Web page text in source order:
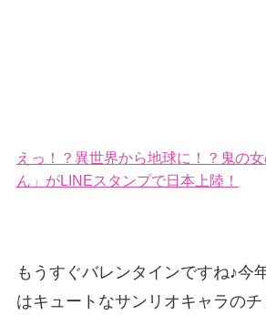
えっ！？異世界から地球に！？鬼の
ん」がLINEスタンプで日本上陸！
もうすぐバレンタインですね♪今
はキュートなサンリオキャラの